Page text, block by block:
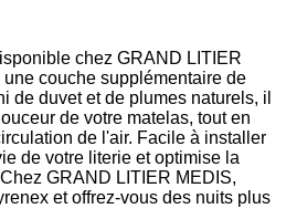
chez GRAND LITIER
couche supplémentaire de
de duvet et de plumes naturels, il
de votre matelas, tout en
de l'air. Facile à installer
de votre literie et optimise la
GRAND LITIER MEDIS,
et offrez-vous des nuits plus